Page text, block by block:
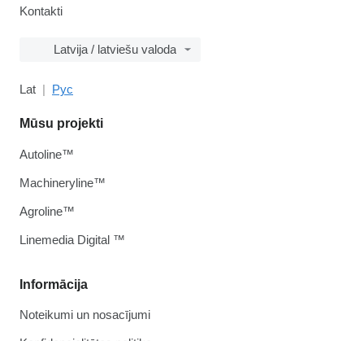
Kontakti
Latvija / latviešu valoda
Lat Рус
Informācija
Noteikumi un nosacījumi
Mūsu projekti
Autoline™
Machineryline™
Agroline™
Linemedia Digital ™